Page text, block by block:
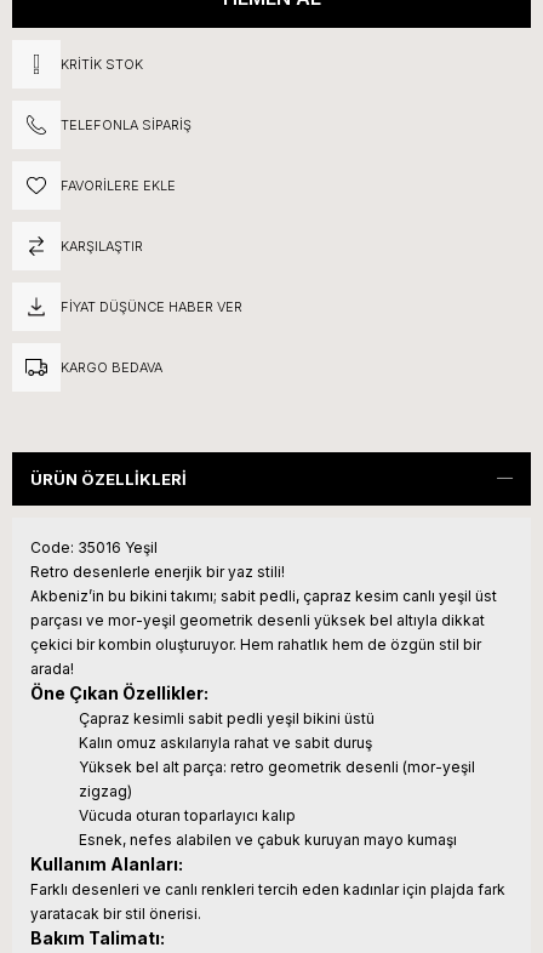
KRITIK STOK
TELEFONLA SIPARIŞ
FAVORILERE EKLE
KARŞILAŞTIR
FIYAT DÜŞÜNCE HABER VER
KARGO BEDAVA
ÜRÜN ÖZELLIKLERI
Code: 35016 Yeşil
Retro desenlerle enerjik bir yaz stili!
Akbeniz’in bu bikini takımı; sabit pedli, çapraz kesim canlı yeşil üst
parçası ve mor-yeşil geometrik desenli yüksek bel altıyla dikkat
çekici bir kombin oluşturuyor. Hem rahatlık hem de özgün stil bir
arada!
Öne Çıkan Özellikler:
Çapraz kesimli sabit pedli yeşil bikini üstü
Kalın omuz askılarıyla rahat ve sabit duruş
Yüksek bel alt parça: retro geometrik desenli (mor-yeşil
zigzag)
Vücuda oturan toparlayıcı kalıp
Esnek, nefes alabilen ve çabuk kuruyan mayo kumaşı
Kullanım Alanları:
Farklı desenleri ve canlı renkleri tercih eden kadınlar için plajda fark
yaratacak bir stil önerisi.
Bakım Talimatı: